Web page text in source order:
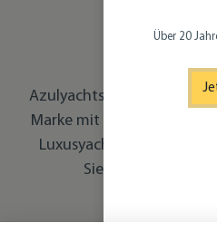
Azulyachts arbeitet mit
Marke mit internationalem
Luxusyachten, seit 1897.
Sie, welche wir für
Über 20